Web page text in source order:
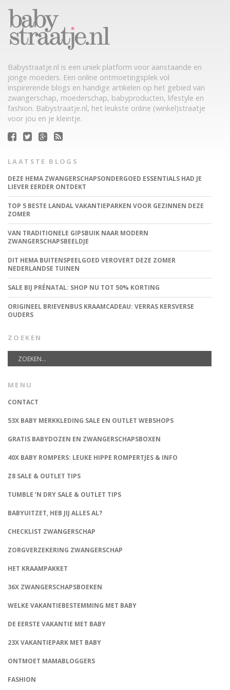
Babystraatje.nl is een uniek platform voor aanstaande en
jonge moeders. Een online ontmoetingsplek vol
inspirerende blogs en handige artikelen op het gebied van
zwangerschap, moederschap, babyproducten, lifestyle en
fashion. Babystraatje.nl, het leukste online (winkel)straatje
voor jou en je kleintje.
LAATSTE BLOGS
DEZE HEMA ZWANGERSCHAPSONDERGOED ESSENTIALS HAD JE
LIEVER EERDER ONTDEKT
TOP 5 BESTE LANDAL VAKANTIEPARKEN VOOR GEZINNEN DEZE
ZOMER
VAN TRADITIONELE GIPSBUIK NAAR MODERN
ZWANGERSCHAPSBEELDJE
DIT HEMA BUITENSPEELGOED VEROVERT DEZE ZOMER
NEDERLANDSE TUINEN
SALE BIJ PRÉNATAL: SHOP NU TOT 50% KORTING
ORIGINEEL BRIEVENBUS KRAAMCADEAU: VERRAS KERSVERSE
OUDERS
ZOEKEN
MENU
CONTACT
53X BABY MERKKLEDING SALE EN OUTLET WEBSHOPS
GRATIS BABYDOZEN EN ZWANGERSCHAPSBOXEN
40X BABY ROMPERS: LEUKE HIPPE ROMPERTJES & INFO
Z8 SALE & OUTLET TIPS
TUMBLE ‘N DRY SALE & OUTLET TIPS
BABYUITZET, HEB JIJ ALLES AL?
CHECKLIST ZWANGERSCHAP
ZORGVERZEKERING ZWANGERSCHAP
HET KRAAMPAKKET
36X ZWANGERSCHAPSBOEKEN
WELKE VAKANTIEBESTEMMING MET BABY
DE EERSTE VAKANTIE MET BABY
23X VAKANTIEPARK MET BABY
ONTMOET MAMABLOGGERS
FASHION